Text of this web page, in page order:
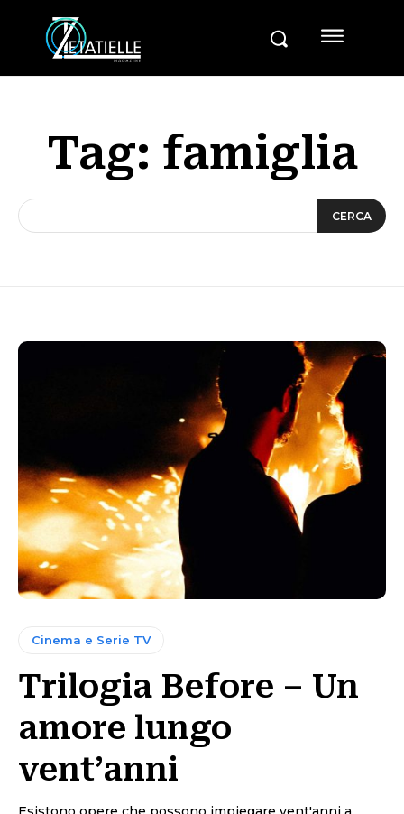
Tag: famiglia
CERCA
Cinema e Serie TV
Trilogia Before – Un
amore lungo
vent’anni